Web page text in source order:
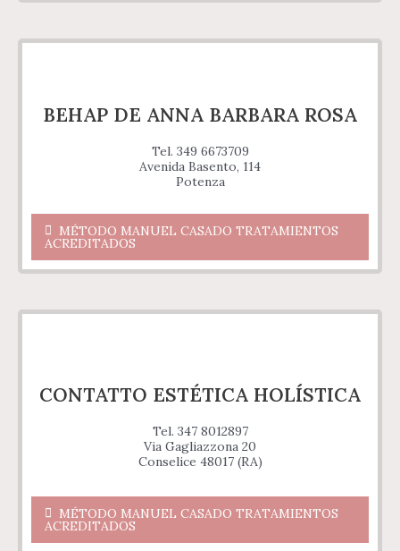
BEHAP DE ANNA BARBARA ROSA
Tel. 349 6673709
Avenida Basento, 114
Potenza
MÉTODO MANUEL CASADO TRATAMIENTOS
ACREDITADOS
CONTATTO ESTÉTICA HOLÍSTICA
Tel. 347 8012897
Via Gagliazzona 20
Conselice 48017 (RA)
MÉTODO MANUEL CASADO TRATAMIENTOS
ACREDITADOS